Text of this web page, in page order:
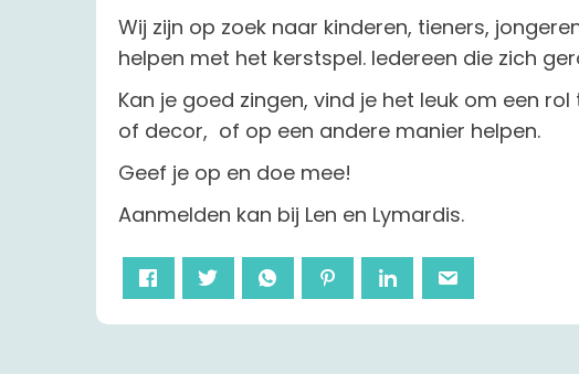
Wij zijn op zoek naar kinderen, tieners,
helpen met het kerstspel. Iedereen die zich
Kan je goed zingen, vind je het leuk om een
of decor, of op een andere manier helpen.
Geef je op en doe mee!
Aanmelden kan bij Len en Lymardis.